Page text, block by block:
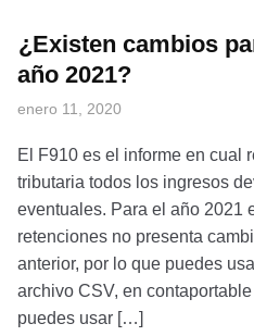
¿Existen cambios
año 2021?
enero 11, 2020
El F910 es el informe en cual
tributaria todos los ingresos
eventuales. Para el año 2021
retenciones no presenta
anterior, por lo que puedes
archivo CSV, en
puedes usar […]